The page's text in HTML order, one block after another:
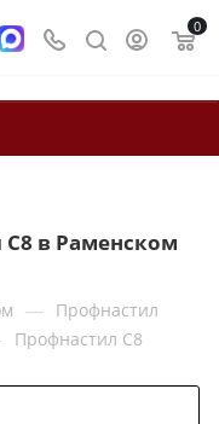
0
в Раменском
— Профнастил
Профнастил С8